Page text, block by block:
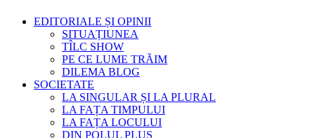
EDITORIALE ȘI OPINII
SITUAȚIUNEA
TÎLC SHOW
PE CE LUME TRĂIM
DILEMA BLOG
SOCIETATE
LA SINGULAR ȘI LA PLURAL
LA FAȚA TIMPULUI
LA FAȚA LOCULUI
DIN POLUL PLUS